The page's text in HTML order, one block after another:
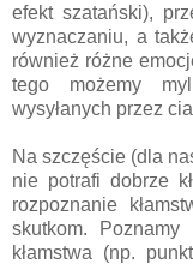
efekt szatański),
wyznaczaniu, a
również różne
tego możemy
wysyłanych przez
Na szczęście (dla
nie potrafi dobrze
rozpoznanie
skutkom.
kłamstwa (np.